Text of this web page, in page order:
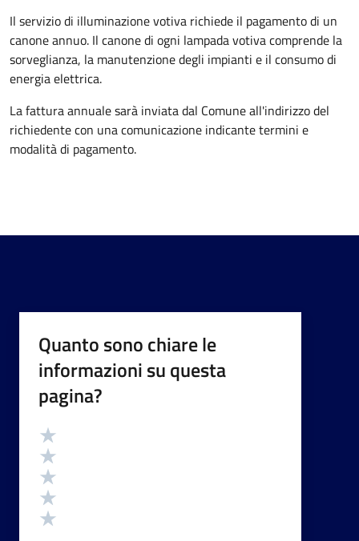
Il servizio di illuminazione votiva richiede il pagamento di un
canone annuo. Il canone di ogni lampada votiva comprende la
sorveglianza, la manutenzione degli impianti e il consumo di
energia elettrica.
La fattura annuale sarà inviata dal Comune all'indirizzo del
richiedente con una comunicazione indicante termini e
modalità di pagamento.
Quanto sono chiare le
informazioni su questa
pagina?
Valutazione